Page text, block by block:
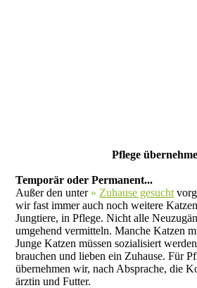
Pflege
Temporär oder Permanent...
Außer den unter » Zuhause gesucht
wir fast immer auch noch weitere
Jungtiere, in Pflege. Nicht alle
umgehend vermitteln. Manche Katzen
Junge Katzen müssen sozialisiert
brauchen und lieben ein Zuhause. Für
übernehmen wir, nach Absprache, die
ärztin und Futter.